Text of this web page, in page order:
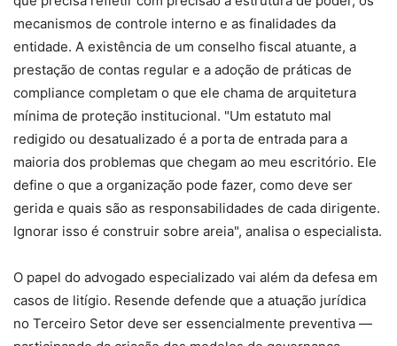
mecanismos de controle interno e as finalidades da
entidade. A existência de um conselho fiscal atuante, a
prestação de contas regular e a adoção de práticas de
compliance completam o que ele chama de arquitetura
mínima de proteção institucional. "Um estatuto mal
redigido ou desatualizado é a porta de entrada para a
maioria dos problemas que chegam ao meu escritório. Ele
define o que a organização pode fazer, como deve ser
gerida e quais são as responsabilidades de cada dirigente.
Ignorar isso é construir sobre areia", analisa o especialista.
O papel do advogado especializado vai além da defesa em
casos de litígio. Resende defende que a atuação jurídica
no Terceiro Setor deve ser essencialmente preventiva —